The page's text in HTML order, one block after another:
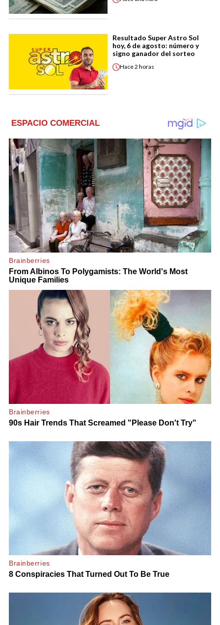
Resultado Super Astro Sol
hoy, 6 de agosto: número y
signo ganador del sorteo
Hace2 horas